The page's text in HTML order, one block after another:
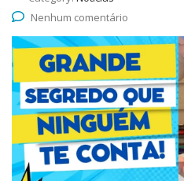
Nenhum comentário